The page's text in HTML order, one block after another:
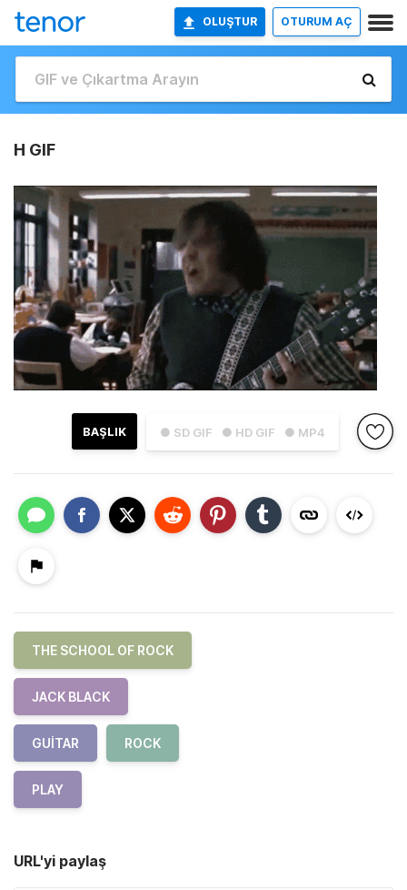
OLUŞTUR OTURUM AÇ
H GIF
● SD GIF ● HD GIF ● MP4
BAŞLIK
THE SCHOOL OF ROCK
JACK BLACK
GUITAR ROCK
PLAY
URL'yi paylaş